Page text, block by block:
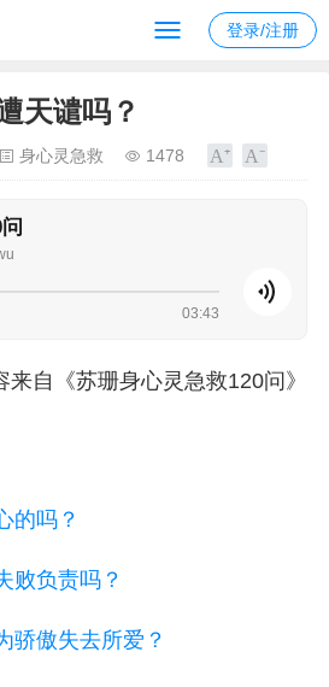
登录/注册
天谴吗？
身心灵急救 1478
03:43
来自《苏珊身心灵急救120问》
的吗？
败负责吗？
骄傲失去所爱？